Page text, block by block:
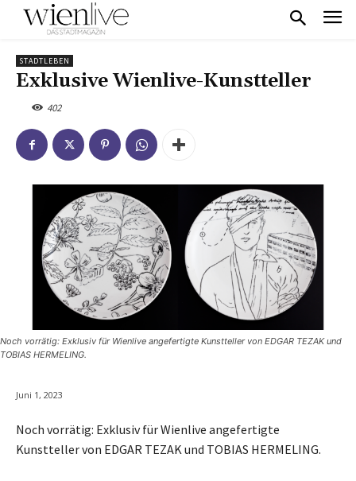
STADTLEBEN
Exklusive Wienlive-Kunstteller
402
Noch vorrätig: Exklusiv für Wienlive angefertigte Kunstteller von EDGAR TEZAK und
TOBIAS HERMELING.
Juni 1, 2023
Noch vorrätig: Exklusiv für Wienlive angefertigte
Kunstteller von EDGAR TEZAK und TOBIAS HERMELING.